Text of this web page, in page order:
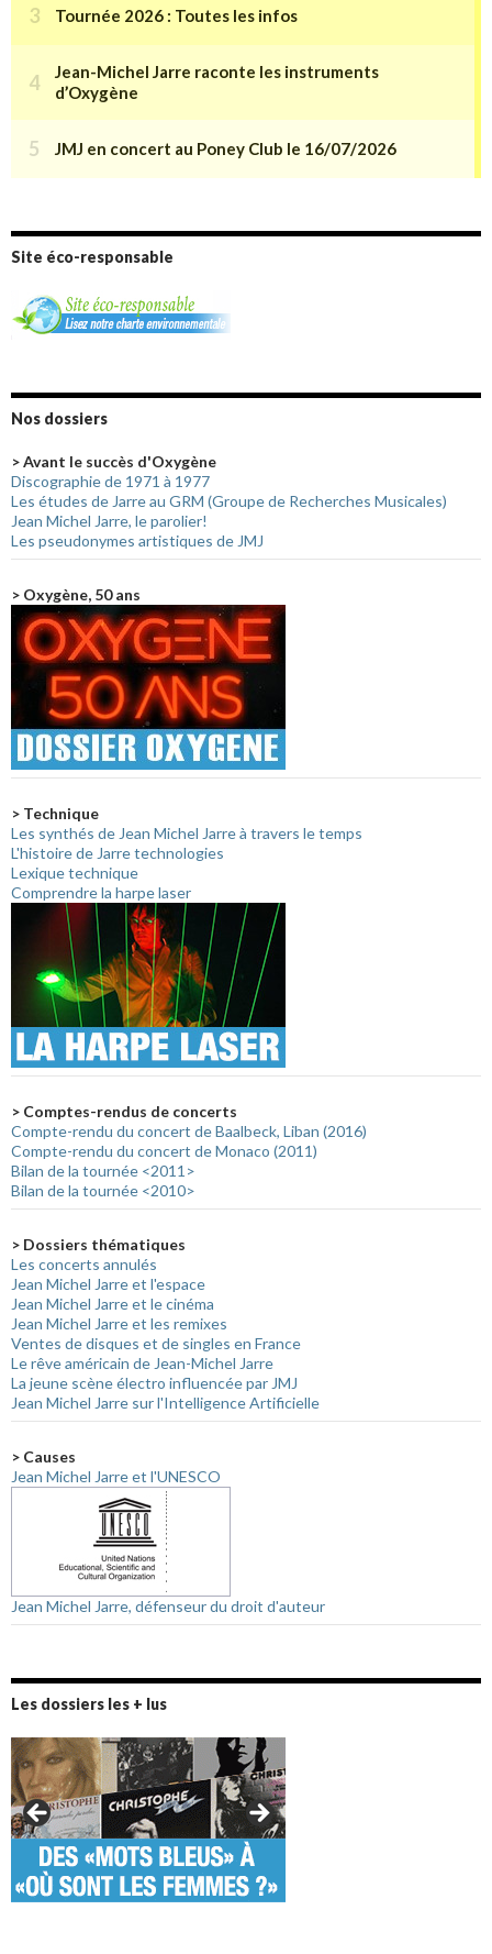
Site éco-responsable
Nos dossiers
> Avant le succès d'Oxygène
Discographie de 1971 à 1977
Les études de Jarre au GRM (Groupe de Recherches Musicales)
Jean Michel Jarre, le parolier!
Les pseudonymes artistiques de JMJ
> Oxygène, 50 ans
> Technique
Les synthés de Jean Michel Jarre à travers le temps
L'histoire de Jarre technologies
Lexique technique
Comprendre la harpe laser
> Comptes-rendus de concerts
Compte-rendu du concert de Baalbeck, Liban (2016)
Compte-rendu du concert de Monaco (2011)
Bilan de la tournée <2011>
Bilan de la tournée <2010>
> Dossiers thématiques
Les concerts annulés
Jean Michel Jarre et l'espace
Jean Michel Jarre et le cinéma
Jean Michel Jarre et les remixes
Ventes de disques et de singles en France
Le rêve américain de Jean-Michel Jarre
La jeune scène électro influencée par JMJ
Jean Michel Jarre sur l'Intelligence Artificielle
> Causes
Jean Michel Jarre et l'UNESCO
Jean Michel Jarre, défenseur du droit d'auteur
Les dossiers les + lus